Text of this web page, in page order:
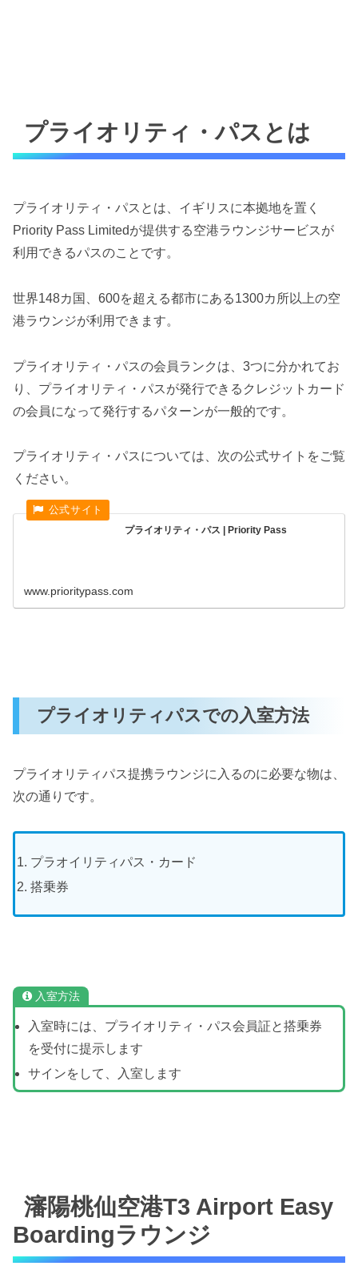
プライオリティ・パスとは
プライオリティ・パスとは、イギリスに本拠地を置く
Priority Pass Limitedが提供する空港ラウンジサービスが
利用できるパスのことです。
世界148カ国、600を超える都市にある1300カ所以上の空
港ラウンジが利用できます。
プライオリティ・パスの会員ランクは、3つに分かれてお
り、プライオリティ・パスが発行できるクレジットカード
の会員になって発行するパターンが一般的です。
プライオリティ・パスについては、次の公式サイトをご覧
ください。
プライオリティ・パス | Priority Pass
www.prioritypass.com
プライオリティパスでの入室方法
プライオリティパス提携ラウンジに入るのに必要な物は、
次の通りです。
プラオイリティパス・カード
搭乗券
入室方法
入室時には、プライオリティ・パス会員証と搭乗券
を受付に提示します
サインをして、入室します
瀋陽桃仙空港T3 Airport Easy
Boardingラウンジ